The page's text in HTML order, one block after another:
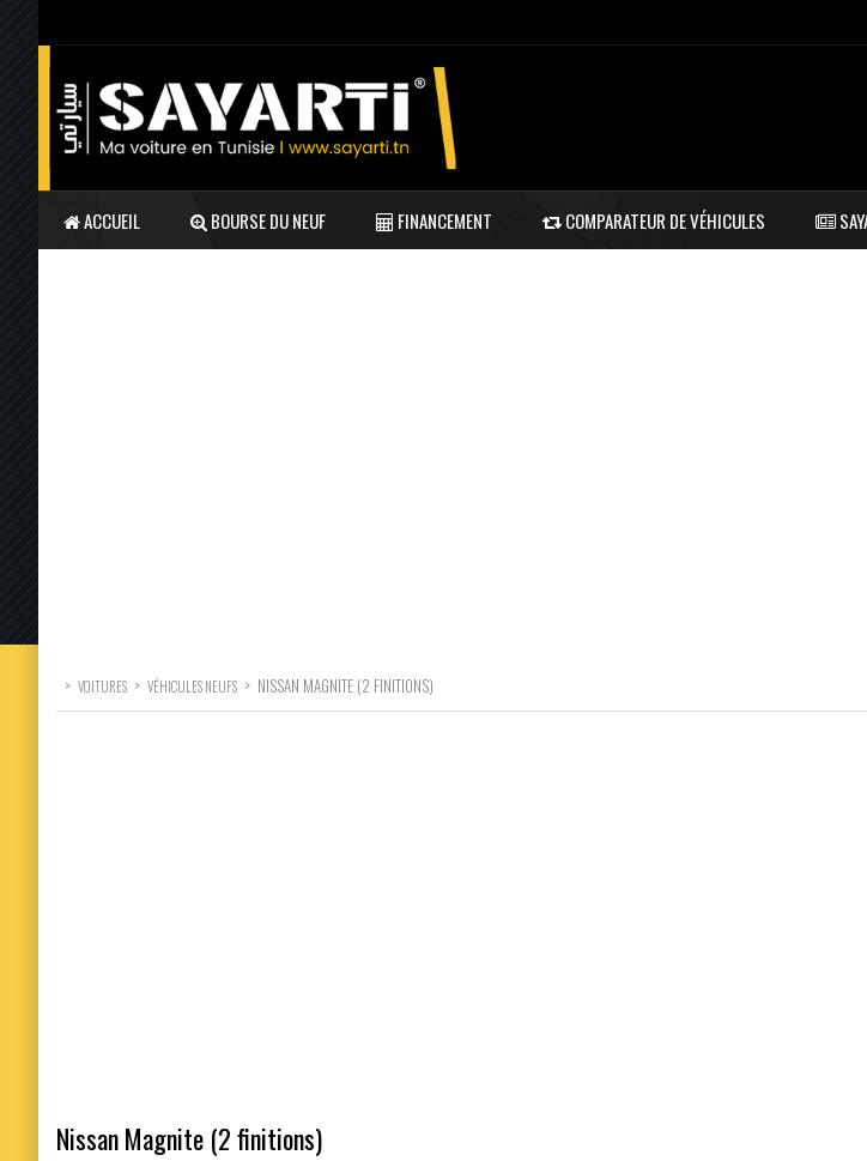
ACCUEIL BOURSE DU NEUF FINANCEMENT COMPARATEUR DE VÉHICULES
> VOITURES > VÉHICULES NEUFS > NISSAN MAGNITE (2 FINITIONS)
Nissan Magnite (2 finitions)